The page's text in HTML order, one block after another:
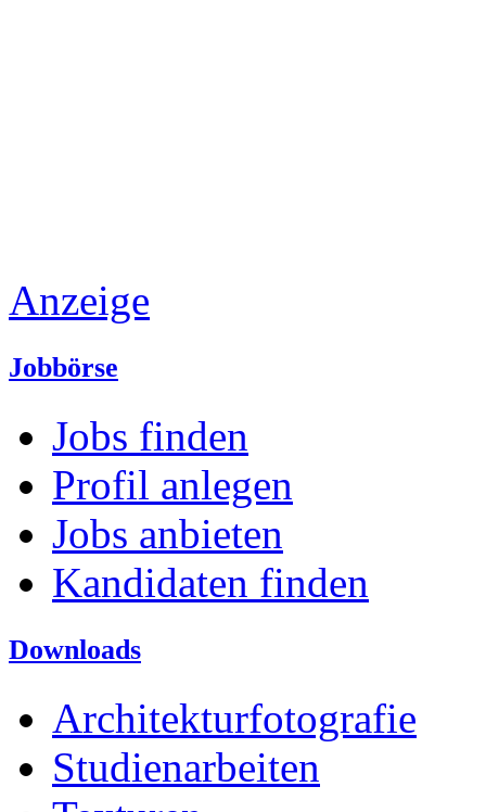
Anzeige
Jobbörse
Jobs finden
Profil anlegen
Jobs anbieten
Kandidaten finden
Downloads
Architekturfotografie
Studienarbeiten